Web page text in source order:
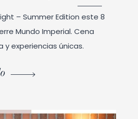
– Summer Edition este 8
Mundo Imperial. Cena
y experiencias únicas.